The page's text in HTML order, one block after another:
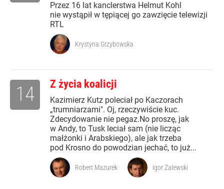
Przez 16 lat kanclerstwa Helmut Kohl
nie wystąpił w tępiącej go zawzięcie telewizji
RTL
Krystyna Grzybowska
Z życia koalicji
Kazimierz Kutz poleciał po Kaczorach
„trumniarzami". Oj, rzeczywiście kuc.
Zdecydowanie nie pegaz.No proszę, jak
w Andy, to Tusk leciał sam (nie licząc
małżonki i Arabskiego), ale jak trzeba
pod Krosno do powodzian jechać, to już...
14
Robert Mazurek Igor Zalewski